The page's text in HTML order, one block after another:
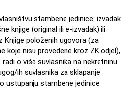
stambene jedinice: izvadak
knjige (original ili e-izvadak) ili
Knjige položenih ugovora (za
koje nisu provedene kroz ZK odjel),
radi o više suvlasnika na nekretninu
ih suvlasnika za sklapanje
ustupanju stambene jedinice